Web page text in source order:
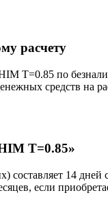
расчету
T=0.85 по
средств на
T=0.85»
составляет 14
если